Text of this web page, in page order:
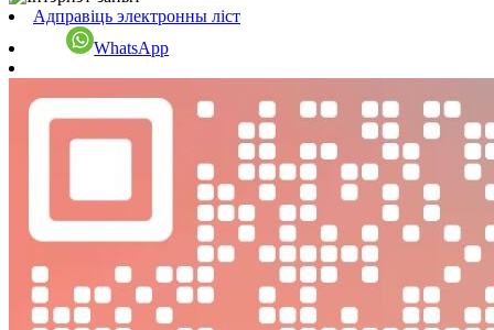
Адправіць электронны ліст
WhatsApp